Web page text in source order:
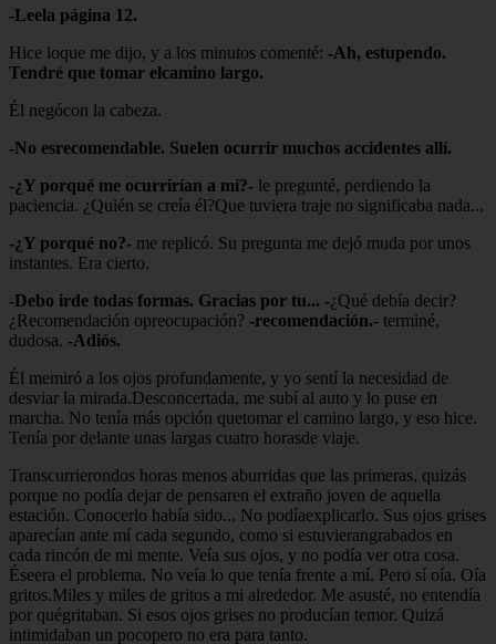
-Leela página 12.
Hice loque me dijo, y a los minutos comenté: -Ah, estupendo.
Tendré que tomar elcamino largo.
Él negócon la cabeza.
-No esrecomendable. Suelen ocurrir muchos accidentes allí.
-¿Y porqué me ocurrirían a mí?- le pregunté, perdiendo la
paciencia. ¿Quién se creía él?Que tuviera traje no significaba nada...
-¿Y porqué no?- me replicó. Su pregunta me dejó muda por unos
instantes. Era cierto.
-Debo irde todas formas. Gracias por tu... -¿Qué debía decir?
¿Recomendación opreocupación? -recomendación.- terminé,
dudosa. -Adiós.
Él memiró a los ojos profundamente, y yo sentí la necesidad de
desviar la mirada.Desconcertada, me subí al auto y lo puse en
marcha. No tenía más opción quetomar el camino largo, y eso hice.
Tenía por delante unas largas cuatro horasde viaje.
Transcurrierondos horas menos aburridas que las primeras, quizás
porque no podía dejar de pensaren el extraño joven de aquella
estación. Conocerlo había sido... No podíaexplicarlo. Sus ojos grises
aparecían ante mí cada segundo, como si estuvierangrabados en
cada rincón de mi mente. Veía sus ojos, y no podía ver otra cosa.
Éseera el problema. No veía lo que tenía frente a mí. Pero sí oía. Oía
gritos.Miles y miles de gritos a mi alrededor. Me asusté, no entendía
por quégritaban. Si esos ojos grises no producían temor. Quizá
intimidaban un pocopero no era para tanto.